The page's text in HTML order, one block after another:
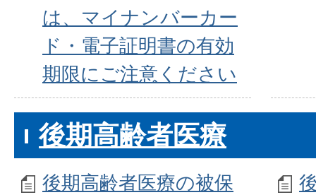
は、マイナンバーカー
ド・電子証明書の有効
期限にご注意ください
後期高齢者医療
後期高齢者医療の被保